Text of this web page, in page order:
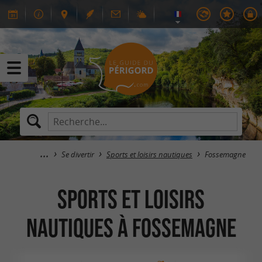
Se divertir Sports et loisirs nautiques Fossemagne
Sports et loisirs
nautiques à Fossemagne